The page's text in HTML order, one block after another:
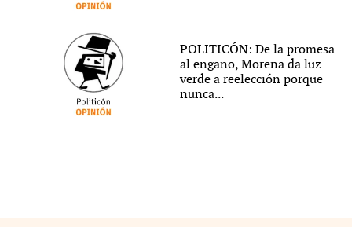
POLITICÓN: De la promesa
al engaño, Morena da luz
verde a reelección porque
nunca...